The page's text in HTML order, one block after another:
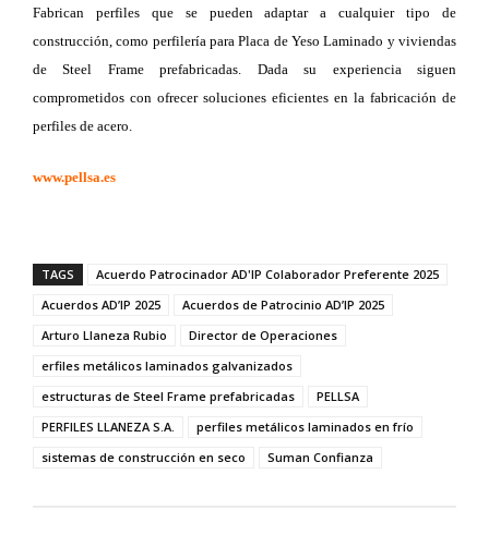
Fabrican perfiles que se pueden adaptar a cualquier tipo de
construcción, como perfilería para Placa de Yeso Laminado y viviendas
de Steel Frame prefabricadas. Dada su experiencia siguen
comprometidos con ofrecer soluciones eficientes en la fabricación de
perfiles de acero.
www.pellsa.es
TAGS
Acuerdo Patrocinador AD'IP Colaborador Preferente 2025
Acuerdos AD’IP 2025
Acuerdos de Patrocinio AD’IP 2025
Arturo Llaneza Rubio
Director de Operaciones
erfiles metálicos laminados galvanizados
estructuras de Steel Frame prefabricadas
PELLSA
PERFILES LLANEZA S.A.
perfiles metálicos laminados en frío
sistemas de construcción en seco
Suman Confianza